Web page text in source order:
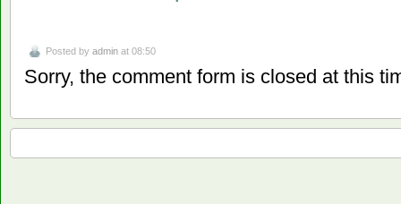
Posted by admin at 08:50
Sorry, the comment form is closed at this